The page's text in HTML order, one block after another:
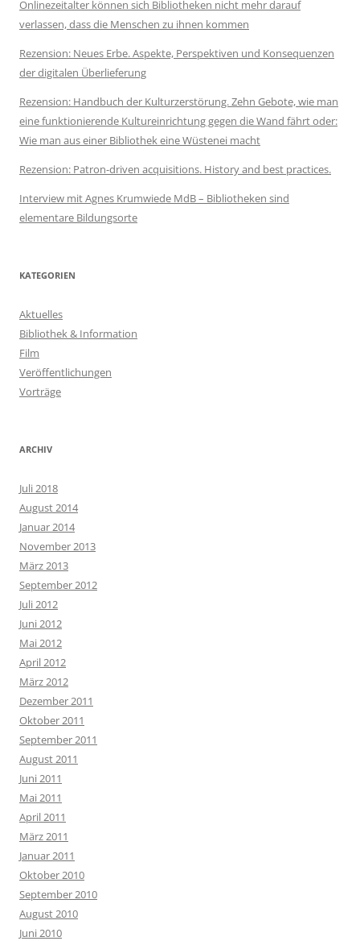
Onlinezeitalter können sich Bibliotheken nicht mehr darauf
verlassen, dass die Menschen zu ihnen kommen
Rezension: Neues Erbe. Aspekte, Perspektiven und Konsequenzen
der digitalen Überlieferung
Rezension: Handbuch der Kulturzerstörung. Zehn Gebote, wie man
eine funktionierende Kultureinrichtung gegen die Wand fährt oder:
Wie man aus einer Bibliothek eine Wüstenei macht
Rezension: Patron-driven acquisitions. History and best practices.
Interview mit Agnes Krumwiede MdB – Bibliotheken sind
elementare Bildungsorte
KATEGORIEN
Aktuelles
Bibliothek & Information
Film
Veröffentlichungen
Vorträge
ARCHIV
Juli 2018
August 2014
Januar 2014
November 2013
März 2013
September 2012
Juli 2012
Juni 2012
Mai 2012
April 2012
März 2012
Dezember 2011
Oktober 2011
September 2011
August 2011
Juni 2011
Mai 2011
April 2011
März 2011
Januar 2011
Oktober 2010
September 2010
August 2010
Juni 2010